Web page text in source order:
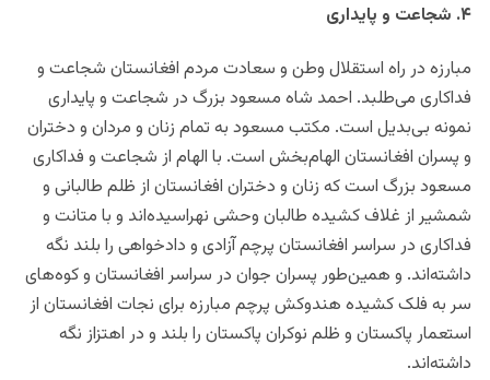
۴. شجاعت و پایداری
مبارزه در راه استقلال وطن و سعادت مردم افغانستان شجاعت و
فداکاری می‌طلبد. احمد شاه مسعود بزرگ در شجاعت و پایداری
نمونه بی‌بدیل است. مکتب مسعود به تمام زنان و مردان و دختران
و پسران افغانستان الهام‌بخش است. با الهام از شجاعت و فداکاری
مسعود بزرگ است که زنان و دختران افغانستان از ظلم طالبانی و
شمشیر از غلاف کشیده طالبان وحشی نهراسیده‌اند و با متانت و
فداکاری در سراسر افغانستان پرچم آزادی و دادخواهی را بلند نگه
داشته‌اند. و همین‌طور پسران جوان در سراسر افغانستان و کوه‌های
سر به فلک کشیده هندوکش پرچم مبارزه برای نجات افغانستان از
استعمار پاکستان و ظلم نوکران پاکستان را بلند و در اهتزاز نگه
داشته‌اند.